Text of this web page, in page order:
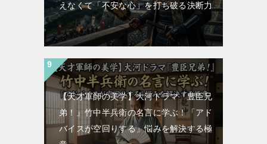
えなくて「不安な心」を打ち破る決断力
【天才軍師の美学】大河ドラマ『豊臣兄
弟！』竹中半兵衛の名言に学ぶ！「アド
バイスが空回りする」悩みを解決する極